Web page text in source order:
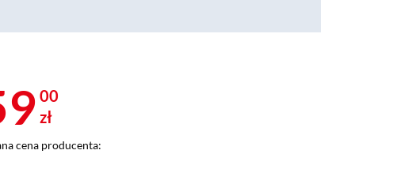
00
zł
cena producenta: